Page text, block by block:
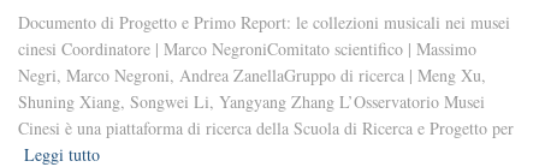
Documento di Progetto e Primo Report: le collezioni musicali nei musei
cinesi Coordinatore | Marco NegroniComitato scientifico | Massimo
Negri, Marco Negroni, Andrea ZanellaGruppo di ricerca | Meng Xu,
Shuning Xiang, Songwei Li, Yangyang Zhang L’Osservatorio Musei
Cinesi è una piattaforma di ricerca della Scuola di Ricerca e Progetto per
Leggi tutto